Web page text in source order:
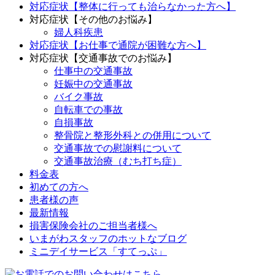
対応症状【整体に行っても治らなかった方へ】
対応症状【その他のお悩み】
婦人科疾患
対応症状【お仕事で通院が困難な方へ】
対応症状【交通事故でのお悩み】
仕事中の交通事故
妊娠中の交通事故
バイク事故
自転車での事故
自損事故
整骨院と整形外科との併用について
交通事故での慰謝料について
交通事故治療（むち打ち症）
料金表
初めての方へ
患者様の声
最新情報
損害保険会社のご担当者様へ
いまがわスタッフのホットなブログ
ミニデイサービス「すてっぷ」